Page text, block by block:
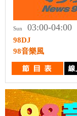
Sun 03:00-04:00
98DJ
98音樂風